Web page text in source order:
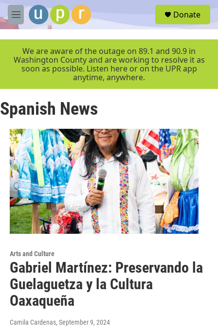
Skip to main content
M
e
r
Donate
We are aware of the outage on 89.1 and 90.9 in
Washington County and are working to resolve it as
soon as possible. Listen here or on the UPR app
anytime, anywhere.
Spanish News
Arts and Culture
Gabriel Martínez: Preservando la
Guelaguetza y la Cultura
Oaxaqueña
Camila Cardenas, September 9, 2024